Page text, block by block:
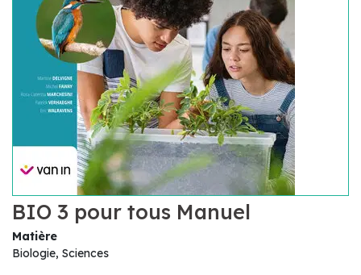
BIO 3 pour tous Manuel
Matière
Biologie, Sciences